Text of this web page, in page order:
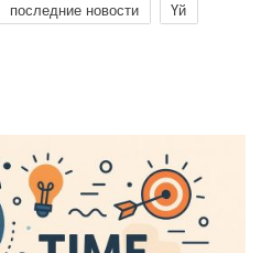
последние новости Үй